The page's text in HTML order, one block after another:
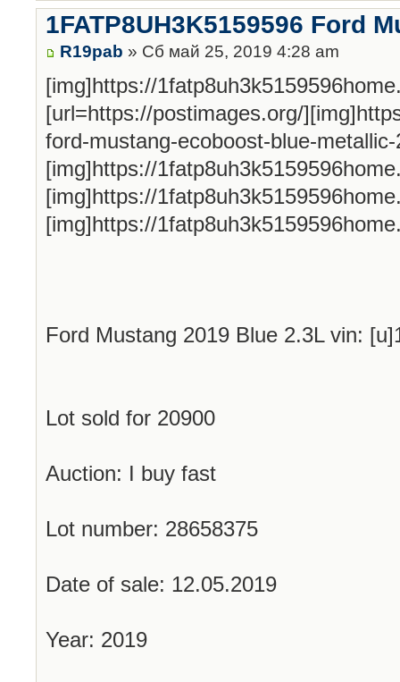
1FATP8UH3K5159596 Ford
R19pab » Сб май 25, 2019 4:28 am
[img]https://
[url=https://postimages.org/
ford-mustang-ecoboost-blue-
[img]https://
[img]https://
[img]https://
Ford Mustang 2019 Blue 2.3L vin:
Lot sold for 20900
Auction: I buy fast
Lot number: 28658375
Date of sale: 12.05.2019
Year: 2019